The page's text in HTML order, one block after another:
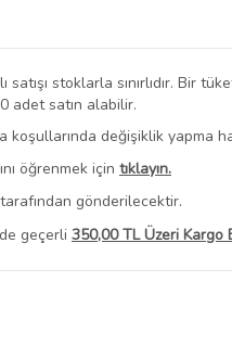
stoklarla sınırlıdır. Bir
adet satın alabilir.
koşullarında değişiklik yapma
öğrenmek için tıklayın.
tarafından gönderilecektir.
geçerli 350,00 TL Üzeri Kargo
Görüntüle